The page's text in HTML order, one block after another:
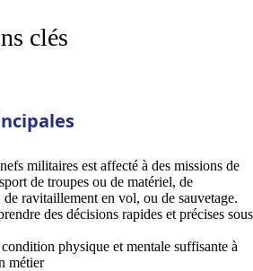
clés
militaires est affecté à des missions de
de troupes ou de matériel, de
de ravitaillement en vol, ou de sauvetage.
des décisions rapides et précises sous
physique et mentale suffisante à
métier